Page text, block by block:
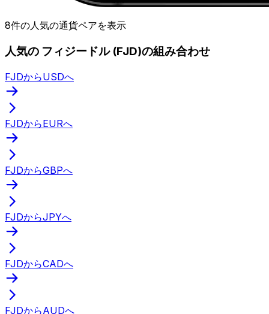
8件の人気の通貨ペアを表示
人気の フィジードル (FJD)の組み合わせ
FJDからUSDへ
FJDからEURへ
FJDからGBPへ
FJDからJPYへ
FJDからCADへ
FJDからAUDへ